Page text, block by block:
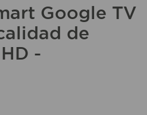
Google TV
de
-